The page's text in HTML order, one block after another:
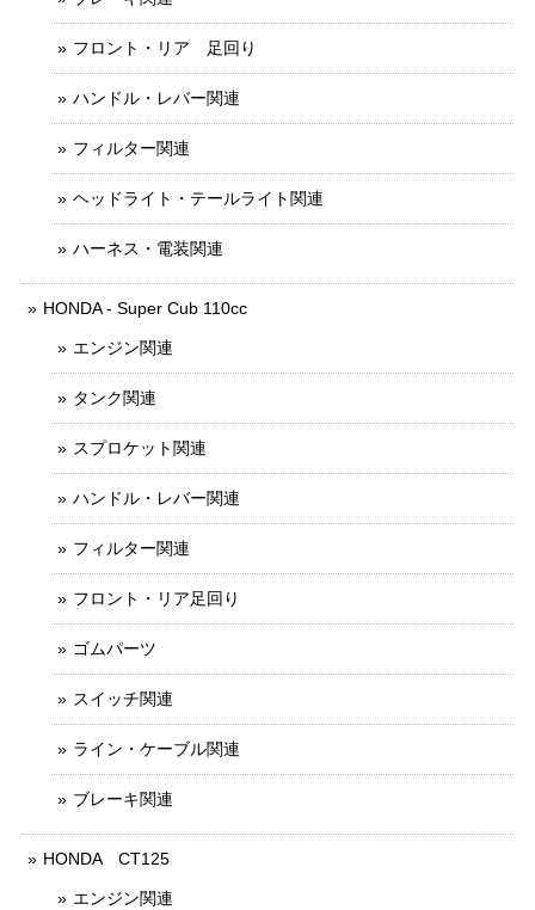
フロント・リア 足回り
ハンドル・レバー関連
フィルター関連
ヘッドライト・テールライト関連
ハーネス・電装関連
HONDA - Super Cub 110cc
エンジン関連
タンク関連
スプロケット関連
ハンドル・レバー関連
フィルター関連
フロント・リア足回り
ゴムパーツ
スイッチ関連
ライン・ケーブル関連
ブレーキ関連
HONDA CT125
エンジン関連